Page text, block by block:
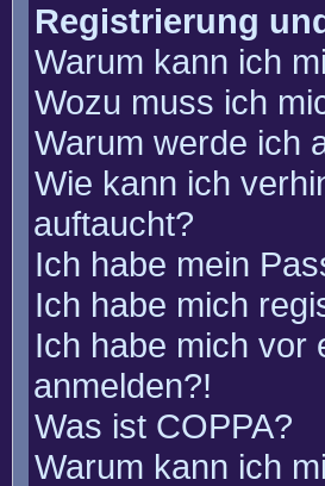
Registrierung
Warum kann ich
Wozu muss ich
Warum werde ich
Wie kann ich
auftaucht?
Ich habe mein
Ich habe mich
Ich habe mich vor
anmelden?!
Was ist COPPA?
Warum kann ich